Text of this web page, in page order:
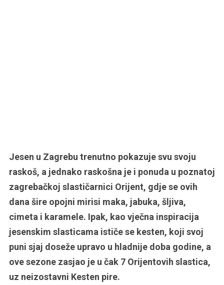
Jesen u Zagrebu trenutno pokazuje svu svoju
raskoš, a jednako raskošna je i ponuda u poznatoj
zagrebačkoj slastičarnici Orijent, gdje se ovih
dana šire opojni mirisi maka, jabuka, šljiva,
cimeta i karamele. Ipak, kao vječna inspiracija
jesenskim slasticama ističe se kesten, koji svoj
puni sjaj doseže upravo u hladnije doba godine, a
ove sezone zasjao je u čak 7 Orijentovih slastica,
uz neizostavni Kesten pire.